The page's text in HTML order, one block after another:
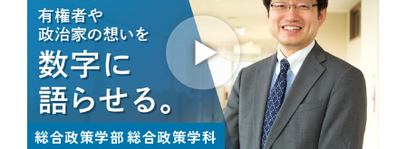
総合政策学部 総合政策学科